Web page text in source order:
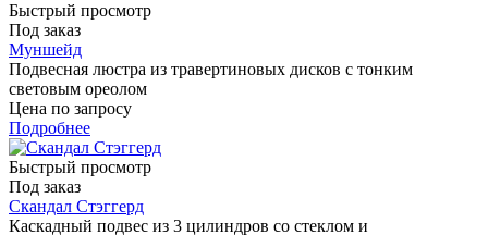
Быстрый просмотр
Под заказ
Муншейд
Подвесная люстра из травертиновых дисков с тонким
световым ореолом
Цена по запросу
Подробнее
Быстрый просмотр
Под заказ
Скандал Стэггерд
Каскадный подвес из 3 цилиндров со стеклом и